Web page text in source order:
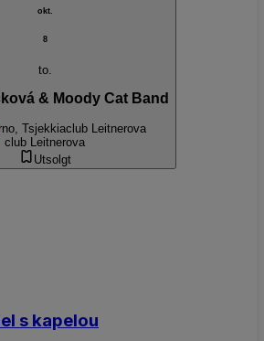
okt.
8
to.
& Moody Cat Band
Tsjekkiaclub Leitnerova
club Leitnerova
Utsolgt
s kapelou